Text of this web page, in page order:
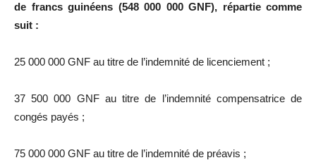
de francs guinéens (548 000 000 GNF), répartie comme
suit :
25 000 000 GNF au titre de l’indemnité de licenciement ;
37 500 000 GNF au titre de l’indemnité compensatrice de
congés payés ;
75 000 000 GNF au titre de l’indemnité de préavis ;